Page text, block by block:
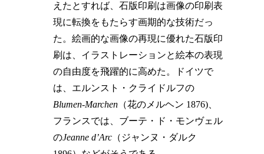
えたとすれば、石版印刷は画像の印刷表
現に転換をもたらす画期的な技術だっ
た。絵画的な画像の再現に優れた石版印
刷は、イラストレーションと絵本の表現
の自由度を飛躍的に高めた。ドイツで
は、エルンスト・クライドルフの
Blumen-Marchen （花のメルヘン 1876)、
フランスでは、ブーテ・ド・モンヴェル
のJeanne d’Arc （ジャンヌ・ダルク